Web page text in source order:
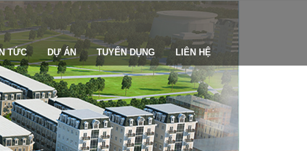
TỨC DỰ ÁN TUYỂN DỤNG LIÊN HỆ